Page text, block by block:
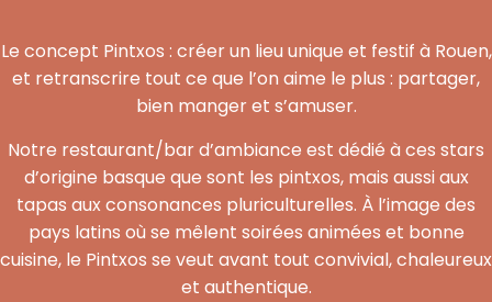
Le concept Pintxos : créer un lieu unique et festif à Rouen,
et retranscrire tout ce que l’on aime le plus : partager,
bien manger et s’amuser.
Notre restaurant/bar d’ambiance est dédié à ces stars
d’origine basque que sont les pintxos, mais aussi aux
tapas aux consonances pluriculturelles. À l’image des
pays latins où se mêlent soirées animées et bonne
cuisine, le Pintxos se veut avant tout convivial, chaleureux
et authentique.